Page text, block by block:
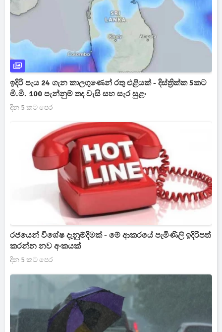
ඉදිරි පැය 24 ගැන කාලගුණෙන් රතු එළියක් - දිස්ත්‍රික්ක 5කට
මි.මී. 100 පැන්නුම් තද වැසි සහ සැර සුළං
දින 5 කට පෙර
රජයෙන් විශේෂ දැනුම්දීමක් - මේ ආකරයේ පැමිණිලි ඉදිරිපත්
කරන්න නව අංකයක්
දින 5 කට පෙර